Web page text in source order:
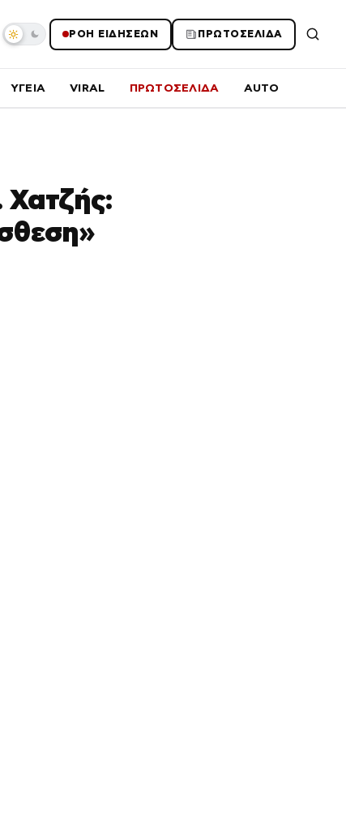
ΡΟΗ ΕΙΔΗΣΕΩΝ ΠΡΩΤΟΣΕΛΙΔΑ
ΥΓΕΙΑ VIRAL ΠΡΩΤΟΣΕΛΙΔΑ AUTO
Χατζής: